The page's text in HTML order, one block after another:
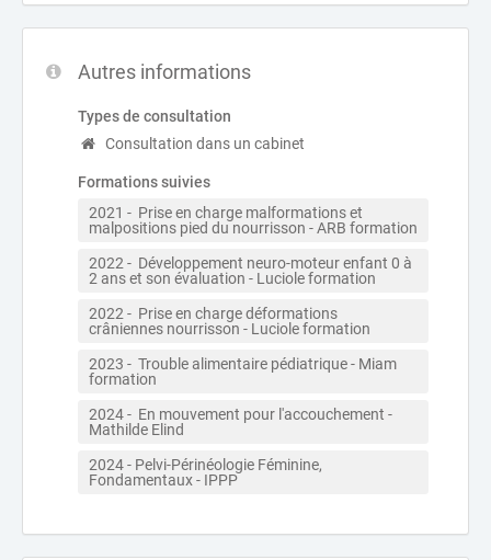
Autres informations
Types de consultation
Consultation dans un cabinet
Formations suivies
2021 -  Prise en charge malformations et
malpositions pied du nourrisson - ARB formation
2022 -  Développement neuro-moteur enfant 0 à
2 ans et son évaluation - Luciole formation
2022 -  Prise en charge déformations
crâniennes nourrisson - Luciole formation
2023 -  Trouble alimentaire pédiatrique - Miam
formation
2024 -  En mouvement pour l'accouchement -
Mathilde Elind
2024 - Pelvi-Périnéologie Féminine,
Fondamentaux - IPPP